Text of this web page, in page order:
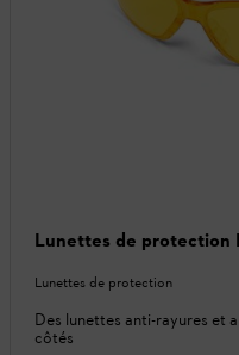
Lunettes de protection
Lunettes de protection
Des lunettes anti-rayures et
côtés